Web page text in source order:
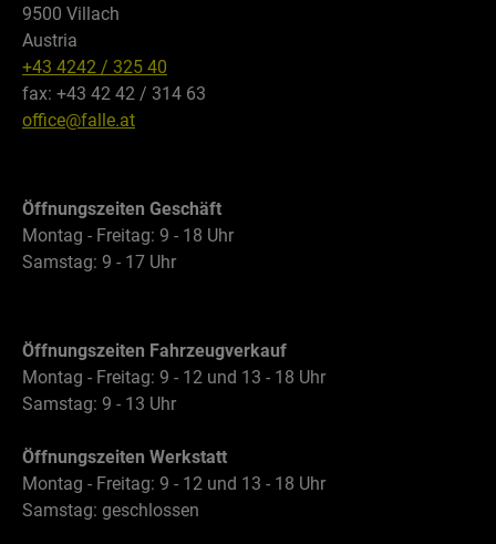
9500 Villach
Austria
+43 4242 / 325 40
fax: +43 42 42 / 314 63
office@falle.at
Öffnungszeiten Geschäft
Montag - Freitag: 9 - 18 Uhr
Samstag: 9 - 17 Uhr
Öffnungszeiten Fahrzeugverkauf
Montag - Freitag: 9 - 12 und 13 - 18 Uhr
Samstag: 9 - 13 Uhr
Öffnungszeiten Werkstatt
Montag - Freitag: 9 - 12 und 13 - 18 Uhr
Samstag: geschlossen